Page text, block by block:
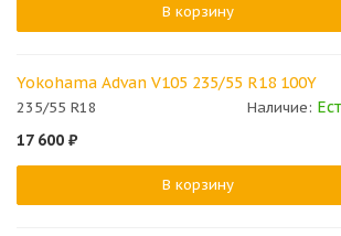
В корзину
Yokohama Advan V105 235/55 R18 100Y
235/55 R18 Наличие:
17 600 ₽
В корзину